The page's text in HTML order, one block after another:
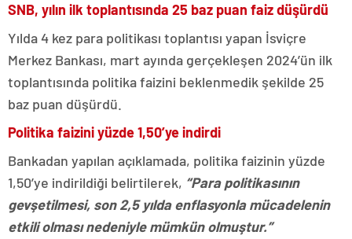
SNB, yılın ilk toplantısında 25 baz puan faiz düşürdü
Yılda 4 kez para politikası toplantısı yapan İsviçre
Merkez Bankası, mart ayında gerçekleşen 2024’ün ilk
toplantısında politika faizini beklenmedik şekilde 25
baz puan düşürdü.
Politika faizini yüzde 1,50’ye indirdi
Bankadan yapılan açıklamada, politika faizinin yüzde
1,50’ye indirildiği belirtilerek, “Para politikasının
gevşetilmesi, son 2,5 yılda enflasyonla mücadelenin
etkili olması nedeniyle mümkün olmuştur.”